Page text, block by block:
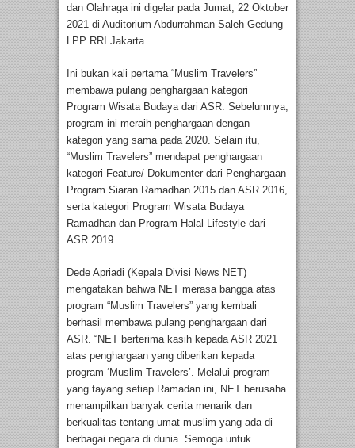
dan Olahraga ini digelar pada Jumat, 22 Oktober
2021 di Auditorium Abdurrahman Saleh Gedung
LPP RRI Jakarta.
Ini bukan kali pertama “Muslim Travelers”
membawa pulang penghargaan kategori
Program Wisata Budaya dari ASR. Sebelumnya,
program ini meraih penghargaan dengan
kategori yang sama pada 2020. Selain itu,
“Muslim Travelers” mendapat penghargaan
kategori Feature/ Dokumenter dari Penghargaan
Program Siaran Ramadhan 2015 dan ASR 2016,
serta kategori Program Wisata Budaya
Ramadhan dan Program Halal Lifestyle dari
ASR 2019.
Dede Apriadi (Kepala Divisi News NET)
mengatakan bahwa NET merasa bangga atas
program “Muslim Travelers” yang kembali
berhasil membawa pulang penghargaan dari
ASR. “NET berterima kasih kepada ASR 2021
atas penghargaan yang diberikan kepada
program ‘Muslim Travelers’. Melalui program
yang tayang setiap Ramadan ini, NET berusaha
menampilkan banyak cerita menarik dan
berkualitas tentang umat muslim yang ada di
berbagai negara di dunia. Semoga untuk